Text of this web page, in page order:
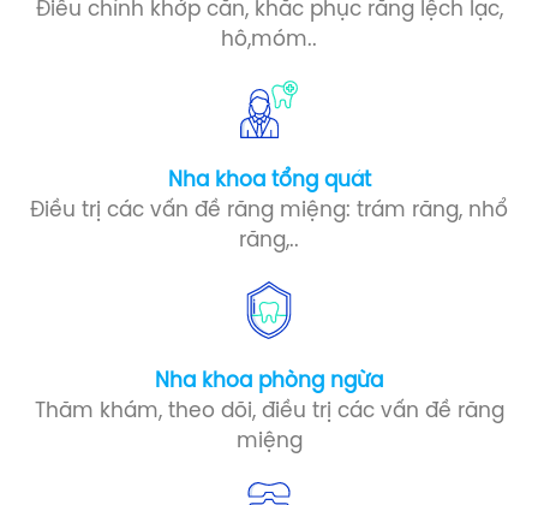
Điều chỉnh khớp cắn, khắc phục răng lệch lạc,
hô,móm..
Nha khoa tổng quát
Điều trị các vấn đề răng miệng: trám răng, nhổ
răng,..
Nha khoa phòng ngừa​
Thăm khám, theo dõi, điều trị các vấn đề răng
miệng